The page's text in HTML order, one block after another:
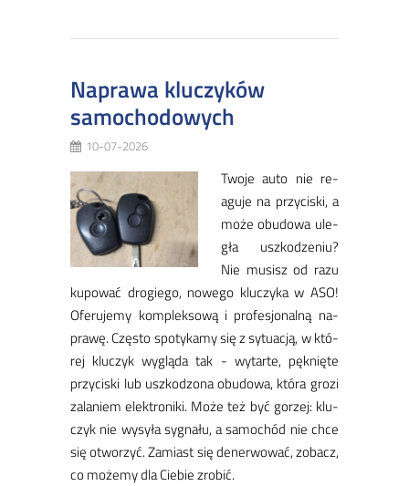
Naprawa kluczyków
samochodowych
10-07-2026
Two­je au­to nie re­
agu­je na przy­ci­ski, a
mo­że obu­do­wa ule­
gła uszko­dze­niu?
Nie mu­sisz od ra­zu
ku­po­wać dro­gie­go, no­we­go klu­czy­ka w ASO!
Ofe­ru­je­my kom­plek­so­wą i pro­fe­sjo­nal­ną na­
pra­wę. ​Czę­sto spo­ty­ka­my się z sy­tu­acją, w któ­
rej klu­czyk wy­glą­da tak - wy­tar­te, pęk­nię­te
przy­ci­ski lub uszko­dzo­na obu­do­wa, któ­ra gro­zi
za­la­niem elek­tro­ni­ki. Mo­że też być go­rzej: klu­
czyk nie wy­sy­ła sy­gna­łu, a sa­mo­chód nie chce
się otwo­rzyć. ​Za­miast się de­ner­wo­wać, zo­bacz,
co mo­żemy dla Cie­bie zro­bić.